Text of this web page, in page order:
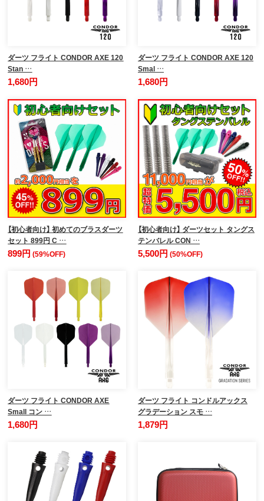
ダーツ フライト CONDOR AXE 120
Stan …
1,680円
ダーツ フライト CONDOR AXE 120
Smal …
1,680円
【初心者向け】 初めてのブラスダーツ
セット 899円 C …
899円(59%OFF)
【初心者向け】 ダーツセット タングス
テンバレル CON …
5,500円 (50%OFF)
ダーツ フライト CONDOR AXE
Small コン …
1,680円
ダーツ フライト コンドルアックス
グラデーション スモ …
1,879円